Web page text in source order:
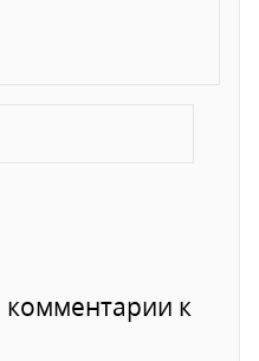
комментарии к